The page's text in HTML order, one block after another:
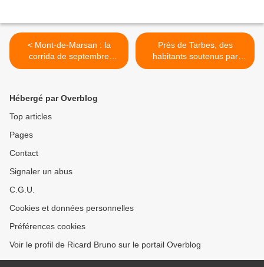
< Mont-de-Marsan : la
corrida de septembre
n’aura pas lieu
Près de Tarbes, des
habitants soutenus par
Brigitte Bardot en lutte
Hébergé par Overblog
Top articles
Pages
Contact
Signaler un abus
C.G.U.
Cookies et données personnelles
Préférences cookies
Voir le profil de Ricard Bruno sur le portail Overblog